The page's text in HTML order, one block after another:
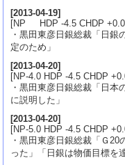
[2013-04-19]
[NP HDP -4.5 CHDP +0.0
・黒田東彦日銀総裁「日銀
定のため」
[2013-04-20]
[NP-4.0 HDP -4.5 CHDP
・黒田東彦日銀総裁「日本
に説明した」
[2013-04-20]
[NP-5.0 HDP -4.5 CHDP
・黒田東彦日銀総裁「Ｇ
った」「日銀は物価目標を